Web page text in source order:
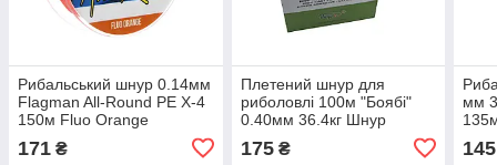
Рибальський шнур 0.14мм
Flagman All-Round PE X-4
150м Fluo Orange
шнур для спінінга)
171 ₴
Плетений шнур для
риболовлі 100м "Боябі"
0.40мм 36.4кг Шнур
175₴
мм
145